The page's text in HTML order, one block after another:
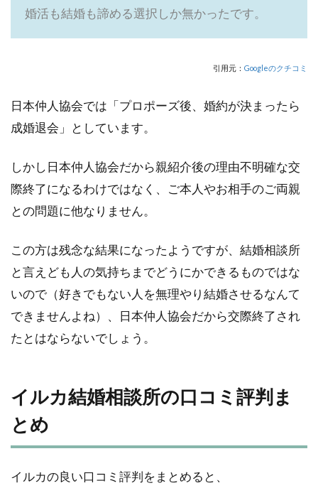
婚活も結婚も諦める選択しか無かったです。
引用元： Googleのクチコミ
日本仲人協会では「プロポーズ後、婚約が決まったら
成婚退会」としています。
しかし日本仲人協会だから親紹介後の理由不明確な交
際終了になるわけではなく、ご本人やお相手のご両親
との問題に他なりません。
この方は残念な結果になったようですが、結婚相談所
と言えども人の気持ちまでどうにかできるものではな
いので（好きでもない人を無理やり結婚させるなんて
できませんよね）、日本仲人協会だから交際終了され
たとはならないでしょう。
イルカ結婚相談所の口コミ評判ま
とめ
イルカの良い口コミ評判をまとめると、